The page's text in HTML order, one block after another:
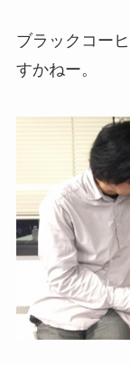
ブラックコー
すかねー。